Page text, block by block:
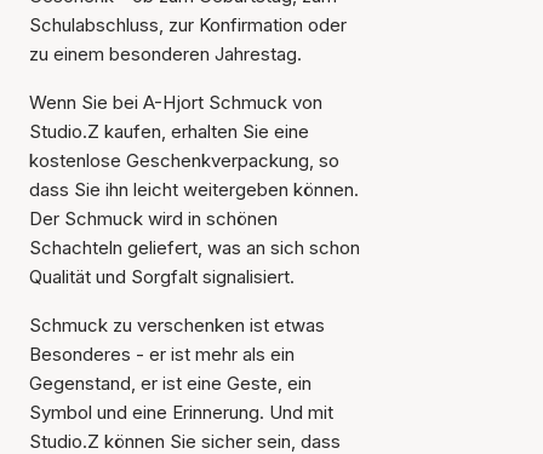
Schulabschluss, zur Konfirmation oder
zu einem besonderen Jahrestag.
Wenn Sie bei A-Hjort Schmuck von
Studio.Z kaufen, erhalten Sie eine
kostenlose Geschenkverpackung, so
dass Sie ihn leicht weitergeben können.
Der Schmuck wird in schönen
Schachteln geliefert, was an sich schon
Qualität und Sorgfalt signalisiert.
Schmuck zu verschenken ist etwas
Besonderes - er ist mehr als ein
Gegenstand, er ist eine Geste, ein
Symbol und eine Erinnerung. Und mit
Studio.Z können Sie sicher sein, dass